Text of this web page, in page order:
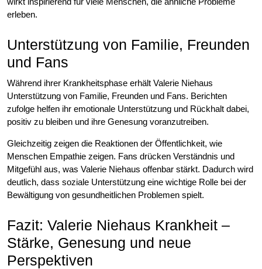
erleben.
Unterstützung von Familie, Freunden
und Fans
Während ihrer Krankheitsphase erhält Valerie Niehaus
Unterstützung von Familie, Freunden und Fans. Berichten
zufolge helfen ihr emotionale Unterstützung und Rückhalt dabei,
positiv zu bleiben und ihre Genesung voranzutreiben.
Gleichzeitig zeigen die Reaktionen der Öffentlichkeit, wie
Menschen Empathie zeigen. Fans drücken Verständnis und
Mitgefühl aus, was Valerie Niehaus offenbar stärkt. Dadurch wird
deutlich, dass soziale Unterstützung eine wichtige Rolle bei der
Bewältigung von gesundheitlichen Problemen spielt.
Fazit: Valerie Niehaus Krankheit –
Stärke, Genesung und neue
Perspektiven